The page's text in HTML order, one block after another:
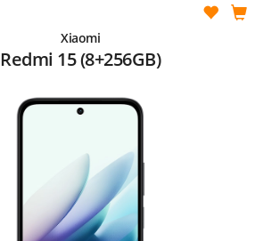
Xiaomi
Redmi 15 (8+256GB)